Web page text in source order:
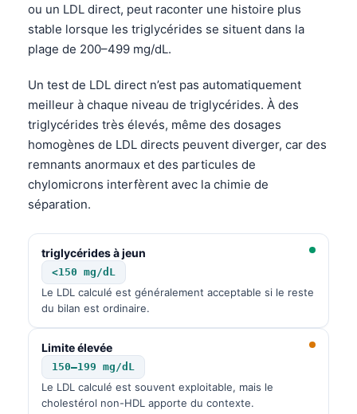
ou un LDL direct, peut raconter une histoire plus
stable lorsque les triglycérides se situent dans la
plage de 200–499 mg/dL.
Un test de LDL direct n’est pas automatiquement
meilleur à chaque niveau de triglycérides. À des
triglycérides très élevés, même des dosages
homogènes de LDL directs peuvent diverger, car des
remnants anormaux et des particules de
chylomicrons interfèrent avec la chimie de
séparation.
triglycérides à jeun
<150 mg/dL
Le LDL calculé est généralement acceptable si le reste
du bilan est ordinaire.
Limite élevée
150–199 mg/dL
Le LDL calculé est souvent exploitable, mais le
cholestérol non-HDL apporte du contexte.